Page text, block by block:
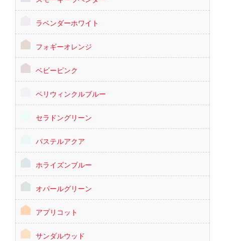
ラベンダーホワイト
フォギーオレンジ
ベビーピンク
ペリウィンクルブルー
セラドングリーン
パステルアクア
ホライズンブルー
オパールグリーン
アプリコット
サンダルウッド